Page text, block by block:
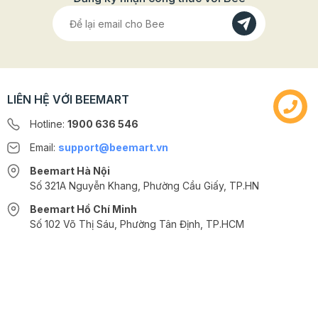
túi đựng bánh trung thu để lựa chọn đúng sản phẩm phù
hợp với nhu cầu bạn nhé!
LIÊN HỆ VỚI BEEMART
Hotline: 1900 636 546
Email: support@beemart.vn
Beemart Hà Nội
Số 321A Nguyễn Khang, Phường Cầu Giấy, TP.HN
Beemart Hồ Chí Minh
Số 102 Võ Thị Sáu, Phường Tân Định, TP.HCM